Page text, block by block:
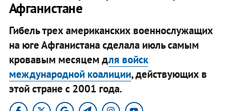
Афганистане
Гибель трех американских военнослужащих
на юге Афганистана сделала июль самым
кровавым месяцем для войск
международной коалиции, действующих в
этой стране с 2001 года.